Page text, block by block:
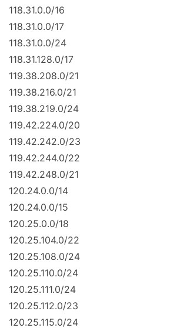
118.31.0.0/16
118.31.0.0/17
118.31.0.0/24
118.31.128.0/17
119.38.208.0/21
119.38.216.0/21
119.38.219.0/24
119.42.224.0/20
119.42.242.0/23
119.42.244.0/22
119.42.248.0/21
120.24.0.0/14
120.24.0.0/15
120.25.0.0/18
120.25.104.0/22
120.25.108.0/24
120.25.110.0/24
120.25.111.0/24
120.25.112.0/23
120.25.115.0/24